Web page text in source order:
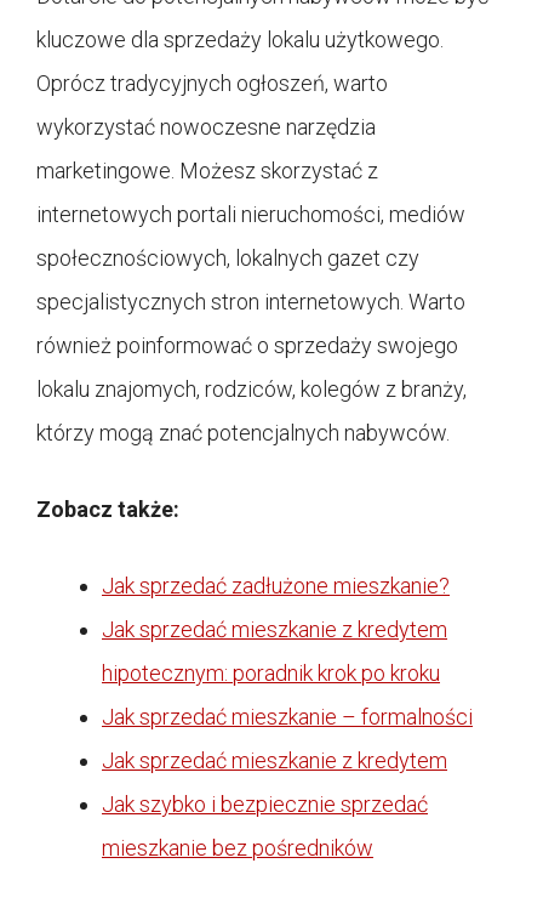
kluczowe dla sprzedaży lokalu użytkowego.
Oprócz tradycyjnych ogłoszeń, warto
wykorzystać nowoczesne narzędzia
marketingowe. Możesz skorzystać z
internetowych portali nieruchomości, mediów
społecznościowych, lokalnych gazet czy
specjalistycznych stron internetowych. Warto
również poinformować o sprzedaży swojego
lokalu znajomych, rodziców, kolegów z branży,
którzy mogą znać potencjalnych nabywców.
Zobacz także:
Jak sprzedać zadłużone mieszkanie?
Jak sprzedać mieszkanie z kredytem
hipotecznym: poradnik krok po kroku
Jak sprzedać mieszkanie – formalności
Jak sprzedać mieszkanie z kredytem
Jak szybko i bezpiecznie sprzedać
mieszkanie bez pośredników